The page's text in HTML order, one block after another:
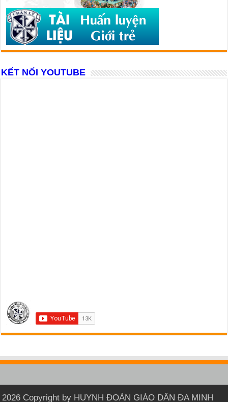
KẾT NỐI YOUTUBE
2026 Copyright by HUYNH ĐOÀN GIÁO DÂN ĐA MINH